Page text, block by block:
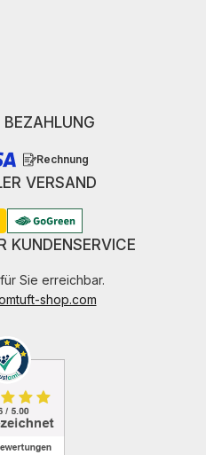
BEZAHLUNG
Rechnung
VERSAND
KUNDENSERVICE
Sie erreichbar.
shop.com